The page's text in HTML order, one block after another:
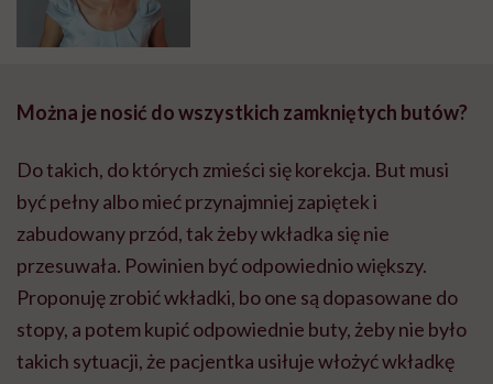
Można je nosić do wszystkich zamkniętych butów?
Do takich, do których zmieści się korekcja. But musi
być pełny albo mieć przynajmniej zapiętek i
zabudowany przód, tak żeby wkładka się nie
przesuwała. Powinien być odpowiednio większy.
Proponuję zrobić wkładki, bo one są dopasowane do
stopy, a potem kupić odpowiednie buty, żeby nie było
takich sytuacji, że pacjentka usiłuje włożyć wkładkę